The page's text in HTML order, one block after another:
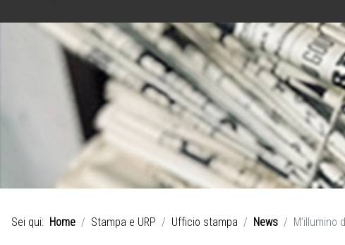
Sei qui: Home Stampa e URP Ufficio stampa News M’illumino